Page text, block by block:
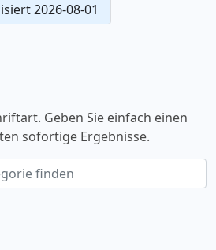
2026-08-01
Geben Sie einfach einen
sofortige Ergebnisse.